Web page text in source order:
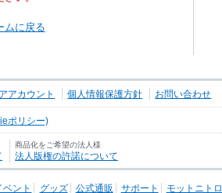
ムに戻る
アカウント 個人情報保護方針 お問い合わせ
ポリシー)
商品化をご希望の法人様
法人版権の許諾について
ベント グッズ 公式通販 サポート モットニトロ